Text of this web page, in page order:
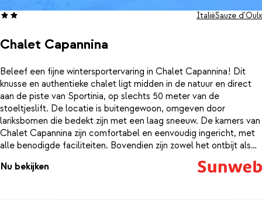
Chalet Capannina
ItaliëSauze d'Oulx
Beleef een fijne wintersportervaring in Chalet Capannina! Dit
knusse en authentieke chalet ligt midden in de natuur en direct
aan de piste van Sportinia, op slechts 50 meter van de
stoeltjeslift. De locatie is buitengewoon, omgeven door
lariksbomen die bedekt zijn met een laag sneeuw. De kamers van
Chalet Capannina zijn comfortabel en eenvoudig ingericht, met
alle benodigde faciliteiten. Bovendien zijn zowel het ontbijt als
maken en optimaal kunt genieten van je tijd op de pistes.Let
Nu bekijken